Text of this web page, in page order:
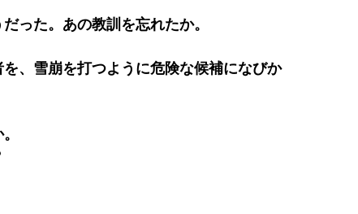
った。あの教訓を忘れたか。
、雪崩を打つように危険な候補になびか